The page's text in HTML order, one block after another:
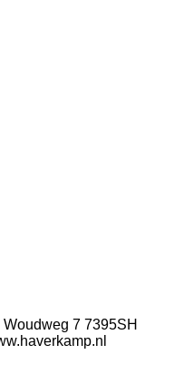
7 7395SH